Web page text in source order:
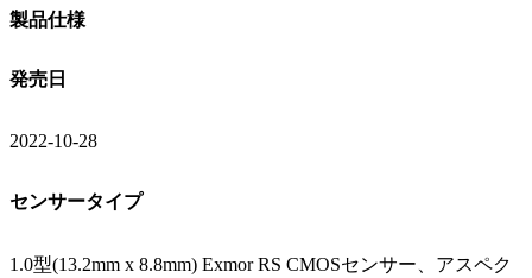
製品仕様
発売日
2022-10-28
センサータイプ
1.0型(13.2mm x 8.8mm) Exmor RS CMOSセンサー、アスペク